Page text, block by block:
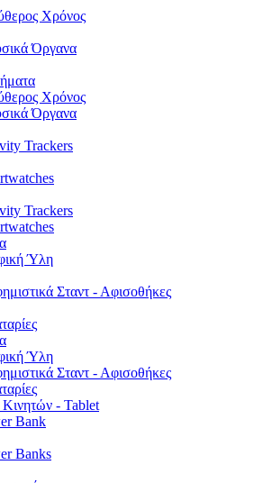
Χρόνος
Όργανα
Χρόνος
Όργανα
Trackers
Trackers
Ύλη
Σταντ - Αφισοθήκες
Ύλη
Σταντ - Αφισοθήκες
- Tablet
Bank
Banks